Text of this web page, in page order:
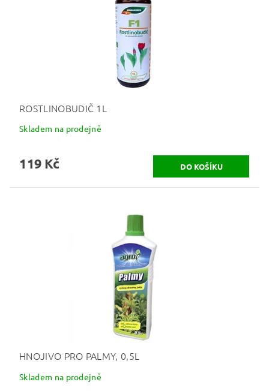
ROSTLINOBUDIČ 1L
Skladem na prodejně
119 Kč
HNOJIVO PRO PALMY, 0,5L
Skladem na prodejně